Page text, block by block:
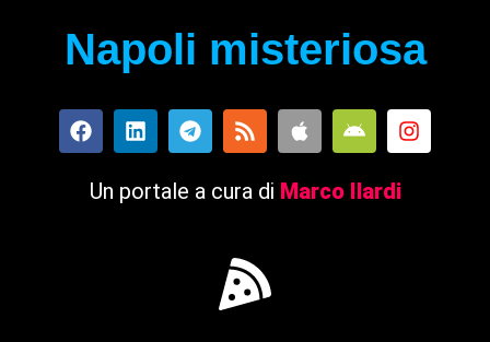
Napoli misteriosa
Un portale a cura di Marco Ilardi